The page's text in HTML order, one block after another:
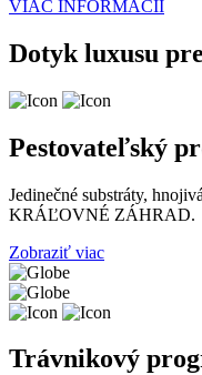
VIAC INFORMÁCIÍ
Dotyk luxusu
Pestovateľský
Jedinečné substráty,
KRÁĽOVNÉ ZÁHRAD.
Zobraziť viac
Trávnikový